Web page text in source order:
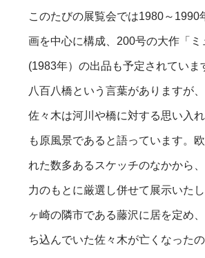
このたびの展覧会では1980～1990
画を中心に構成、200号の大作「ミ
(1983年）の出品も予定されていま
八百八橋という言葉がありますが
佐々木は河川や橋に対する思い入
も原風景であると語っています。
れた数多あるスケッチのなかから
力のもとに厳選し併せて展示いた
ヶ崎の隣市である藤沢に居を定め
ち込んでいた佐々木が亡くなった